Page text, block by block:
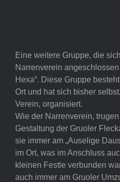
Eine weitere Gruppe, die
Narrenverein
Hexa“. Diese Gruppe
Ort und hat sich bisher
Verein, organisiert.
Wie der Narrenverein,
Gestaltung der Gruoler
sie immer am „Auselige
im Ort, was im Anschluss
kleinen Festle verbunden
auch immer am Gruoler